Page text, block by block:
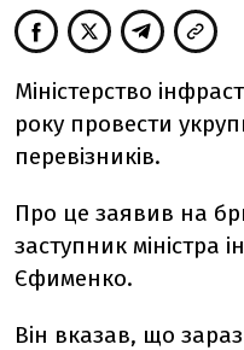
Міністерство
року провести
перевізників.
Про це заявив на
заступник міністра
Єфименко.
Він вказав, що